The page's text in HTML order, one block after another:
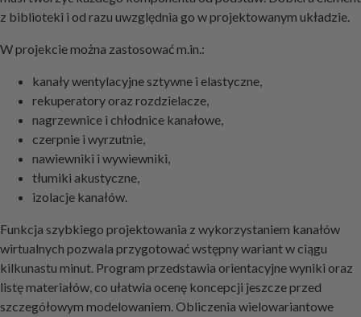
z biblioteki i od razu uwzględnia go w projektowanym układzie.
W projekcie można zastosować m.in.:
kanały wentylacyjne sztywne i elastyczne,
rekuperatory oraz rozdzielacze,
nagrzewnice i chłodnice kanałowe,
czerpnie i wyrzutnie,
nawiewniki i wywiewniki,
tłumiki akustyczne,
izolacje kanałów.
Funkcja szybkiego projektowania z wykorzystaniem kanałów
wirtualnych pozwala przygotować wstępny wariant w ciągu
kilkunastu minut. Program przedstawia orientacyjne wyniki oraz
listę materiałów, co ułatwia ocenę koncepcji jeszcze przed
szczegółowym modelowaniem. Obliczenia wielowariantowe